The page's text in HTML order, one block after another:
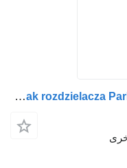
Suwak rozdzielacza Parker F130CF typ BUH 9120199953 لـ منصة رافعة هيدروليكية